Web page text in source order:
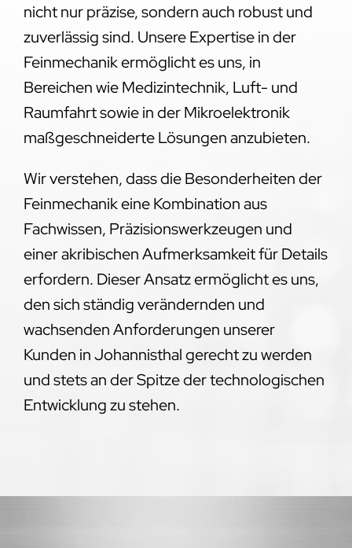
nicht nur präzise, sondern auch robust und
zuverlässig sind. Unsere Expertise in der
Feinmechanik ermöglicht es uns, in
Bereichen wie Medizintechnik, Luft- und
Raumfahrt sowie in der Mikroelektronik
maßgeschneiderte Lösungen anzubieten.
Wir verstehen, dass die Besonderheiten der
Feinmechanik eine Kombination aus
Fachwissen, Präzisionswerkzeugen und
einer akribischen Aufmerksamkeit für Details
erfordern. Dieser Ansatz ermöglicht es uns,
den sich ständig verändernden und
wachsenden Anforderungen unserer
Kunden in Johannisthal gerecht zu werden
und stets an der Spitze der technologischen
Entwicklung zu stehen.